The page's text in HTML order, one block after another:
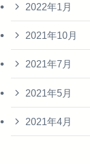
2022年1月
2021年10月
2021年7月
2021年5月
2021年4月